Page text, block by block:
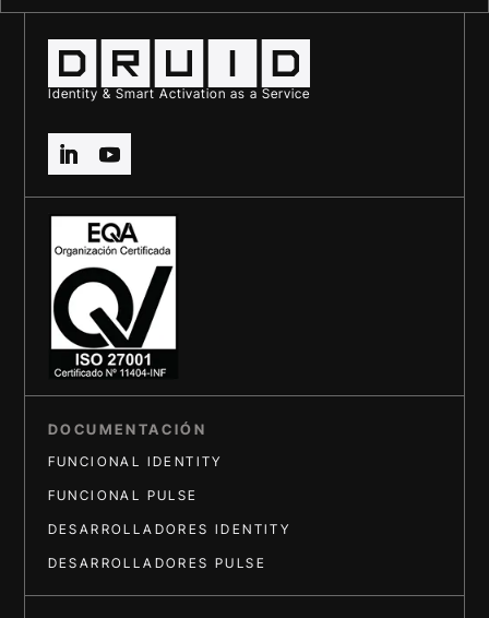
Identity & Smart Activation as a Service
DOCUMENTACIÓN
FUNCIONAL IDENTITY
FUNCIONAL PULSE
DESARROLLADORES IDENTITY
DESARROLLADORES PULSE